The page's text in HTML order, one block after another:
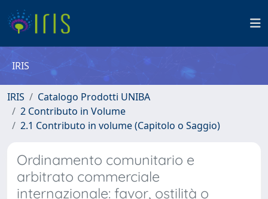
IRIS
IRIS
Catalogo Prodotti UNIBA
2 Contributo in Volume
2.1 Contributo in volume (Capitolo o Saggio)
Ordinamento comunitario e
arbitrato commerciale
internazionale: favor, ostilità o